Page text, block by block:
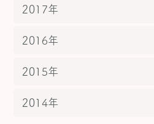
2017年
2016年
2015年
2014年